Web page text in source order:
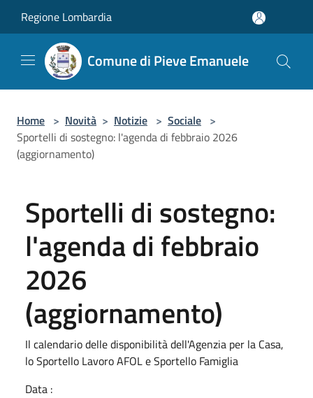
Regione Lombardia
Comune di Pieve Emanuele
Home > Novità > Notizie > Sociale >
Sportelli di sostegno: l'agenda di febbraio 2026
(aggiornamento)
Sportelli di sostegno:
l'agenda di febbraio
2026
(aggiornamento)
Il calendario delle disponibilità dell'Agenzia per la Casa,
lo Sportello Lavoro AFOL e Sportello Famiglia
Data :